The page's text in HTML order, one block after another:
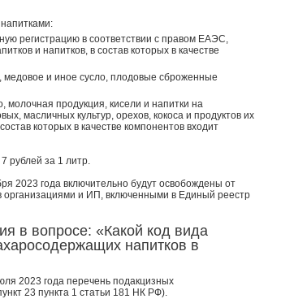
регистрацию в соответствии с правом ЕАЭС,
и напитков, в состав которых в качестве
медовое и иное сусло, плодовые сброженные
молочная продукция, кисели и напитки на
масличных культур, орехов, кокоса и продуктов их
которых в качестве компонентов входит
рублей за 1 литр.
2023 года включительно будут освобождены от
и ИП, включенными в Единый реестр
в вопросе: «Какой код вида
напитков в
2023 года перечень подакцизных
23 пункта 1 статьи 181 НК РФ).